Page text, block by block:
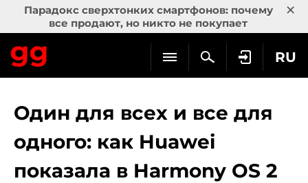
Парадокс сверхтонких смартфонов: почему
все продают, но никто не покупает
×
RU
Один для всех и все для
одного: как Huawei
показала в Harmony OS 2